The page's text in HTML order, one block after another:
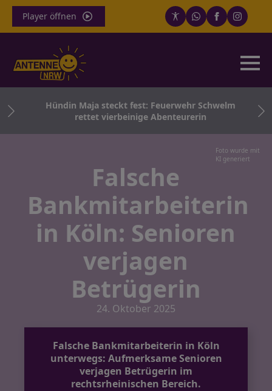
Player öffnen
Hündin Maja steckt fest: Feuerwehr Schwelm
rettet vierbeinige Abenteurerin
Foto wurde mit
KI generiert
Falsche
Bankmitarbeiterin
in Köln: Senioren
verjagen
Betrügerin
24. Oktober 2025
Falsche Bankmitarbeiterin in Köln
unterwegs: Aufmerksame Senioren
verjagen Betrügerin im
rechtsrheinischen Bereich.